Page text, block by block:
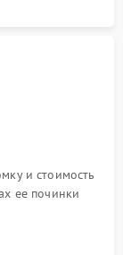
и стоимость
ее починки